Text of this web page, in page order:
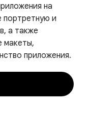
на
портретную и
а также
макеты,
приложения.